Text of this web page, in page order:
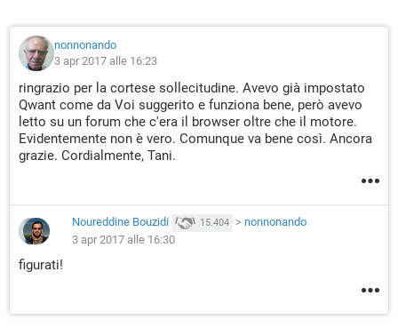
nonnonando
3 apr 2017 alle 16:23
ringrazio per la cortese sollecitudine. Avevo già impostato
Qwant come da Voi suggerito e funziona bene, però avevo
letto su un forum che c'era il browser oltre che il motore.
Evidentemente non è vero. Comunque va bene così. Ancora
grazie. Cordialmente, Tani.
Noureddine Bouzidi 15.404 > nonnonando
3 apr 2017 alle 16:30
figurati!